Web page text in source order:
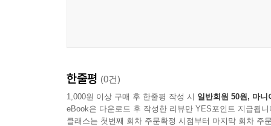
한줄평 (0건)
1,000원 이상 구매 후 한줄평 작성 시 일반회원 50원, 마니
eBook은 다운로드 후 작성한 리뷰만 YES포인트 지급됩니
클래스는 첫번째 회차 주문확정 시점부터 마지막 회차 주